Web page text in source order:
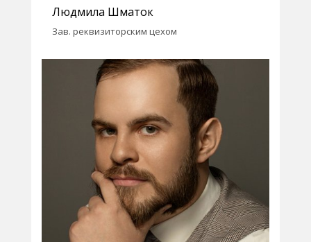
Людмила Шматок
Зав. реквизиторским цехом